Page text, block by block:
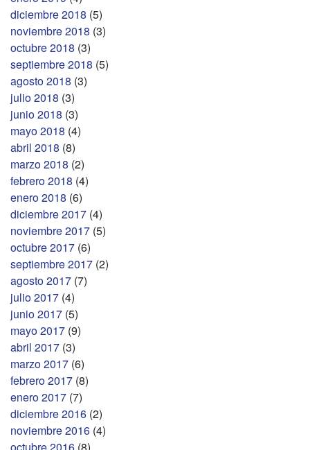
diciembre 2018 (5)
noviembre 2018 (3)
octubre 2018 (3)
septiembre 2018 (5)
agosto 2018 (3)
julio 2018 (3)
junio 2018 (3)
mayo 2018 (4)
abril 2018 (8)
marzo 2018 (2)
febrero 2018 (4)
enero 2018 (6)
diciembre 2017 (4)
noviembre 2017 (5)
octubre 2017 (6)
septiembre 2017 (2)
agosto 2017 (7)
julio 2017 (4)
junio 2017 (5)
mayo 2017 (9)
abril 2017 (3)
marzo 2017 (6)
febrero 2017 (8)
enero 2017 (7)
diciembre 2016 (2)
noviembre 2016 (4)